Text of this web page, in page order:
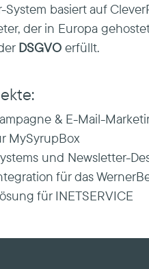
System basiert auf
der in Europa
DSGVO erfüllt.
& E-Mail-
MySyrupBox
und Newsletter-
für das
für INETSERVICE